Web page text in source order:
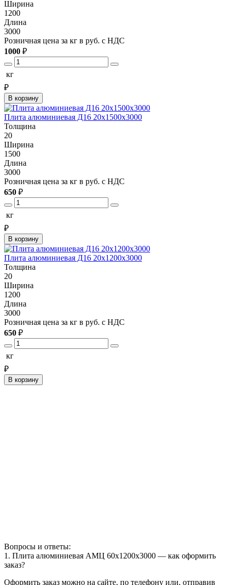
Ширина
1200
Длина
3000
Розничная цена за кг в руб. с НДС
1000 ₽
кг
₽
В корзину
Плита алюминиевая Д16 20х1500х3000
Толщина
20
Ширина
1500
Длина
3000
Розничная цена за кг в руб. с НДС
650 ₽
кг
₽
В корзину
Плита алюминиевая Д16 20х1200х3000
Толщина
20
Ширина
1200
Длина
3000
Розничная цена за кг в руб. с НДС
650 ₽
кг
₽
В корзину
Вопросы и ответы:
1. Плита алюминиевая АМЦ 60х1200х3000 — как оформить
заказ?
Оформить заказ можно на сайте, по телефону или, отправив